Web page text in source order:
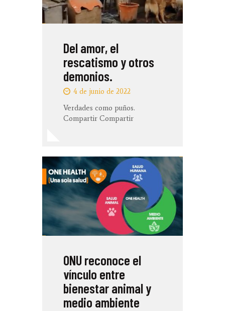
Del amor, el
rescatismo y otros
demonios.
4 de junio de 2022
Verdades como puños.
Compartir Compartir
ONU reconoce el
vínculo entre
bienestar animal y
medio ambiente